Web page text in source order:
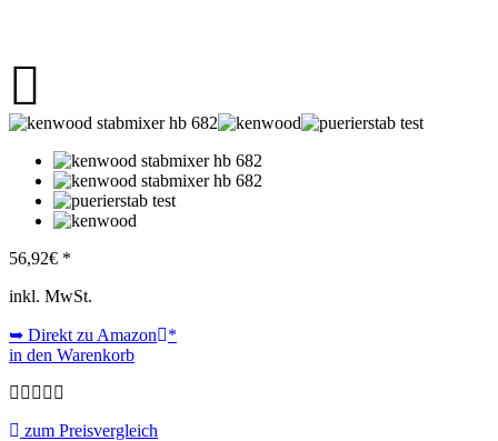
56,92€ *
inkl. MwSt.
➥ Direkt zu Amazon
*
in den Warenkorb
zum Preisvergleich